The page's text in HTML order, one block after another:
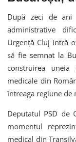
După zeci de ani
administrative
Urgență Cluj intră
să fie semnat la
construirea
medicale din
întreaga regiune de
Deputatul PSD de
momentul
medical din